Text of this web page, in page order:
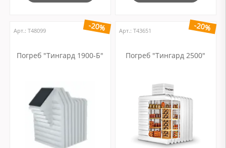
-20%
Арт.: Т48099
Погреб "Тингард 1900-Б"
-20%
Арт.: Т43651
Погреб "Тингард 2500"